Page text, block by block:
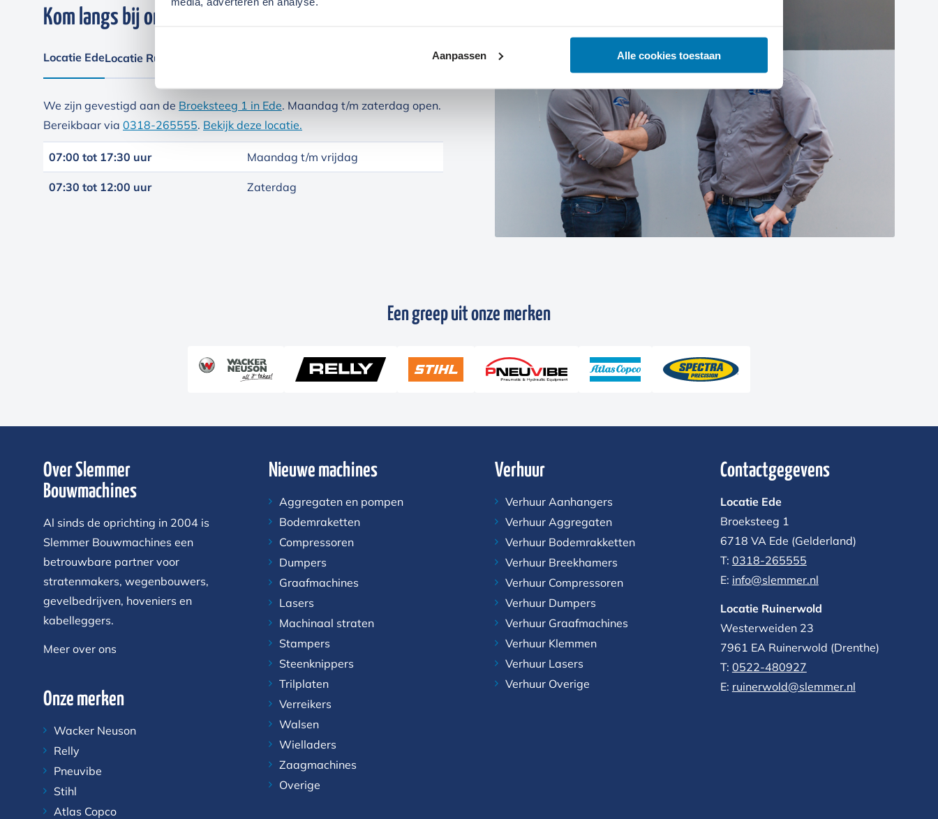
Aanpassen Alle cookies toestaan
Kom langs bij onze locaties
Locatie EdeLocatie Ruinerwold
We zijn gevestigd aan de Broeksteeg 1 in Ede. Maandag t/m zaterdag open.
Bereikbaar via 0318-265555. Bekijk deze locatie.
07:00 tot 17:30 uur Maandag t/m vrijdag
07:30 tot 12:00 uur Zaterdag
Een greep uit onze merken
Over Slemmer
Bouwmachines
Al sinds de oprichting in 2004 is
Slemmer Bouwmachines een
betrouwbare partner voor
stratenmakers, wegenbouwers,
gevelbedrijven, hoveniers en
kabelleggers.
Meer over ons
Onze merken
Wacker Neuson
Relly
Pneuvibe
Stihl
Atlas Copco
Nieuwe machines
Aggregaten en pompen
Bodemraketten
Compressoren
Dumpers
Graafmachines
Lasers
Machinaal straten
Stampers
Steenknippers
Trilplaten
Verreikers
Walsen
Wielladers
Zaagmachines
Overige
Verhuur
Verhuur Aanhangers
Verhuur Aggregaten
Verhuur Bodemrakketten
Verhuur Breekhamers
Verhuur Compressoren
Verhuur Dumpers
Verhuur Graafmachines
Verhuur Klemmen
Verhuur Lasers
Verhuur Overige
Contactgegevens
Locatie Ede
Broeksteeg 1
6718 VA Ede (Gelderland)
T: 0318-265555
E: info@slemmer.nl
Locatie Ruinerwold
Westerweiden 23
7961 EA Ruinerwold (Drenthe)
T: 0522-480927‬
E: ruinerwold@slemmer.nl